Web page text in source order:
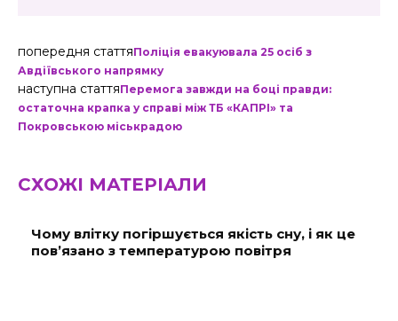
попередня статтяПоліція евакуювала 25 осіб з
Авдіївського напрямку
наступна статтяПеремога завжди на боці правди:
остаточна крапка у справі між ТБ «КАПРІ» та
Покровською міськрадою
СХОЖІ МАТЕРІАЛИ
Чому влітку погіршується якість сну, і як це
пов’язано з температурою повітря